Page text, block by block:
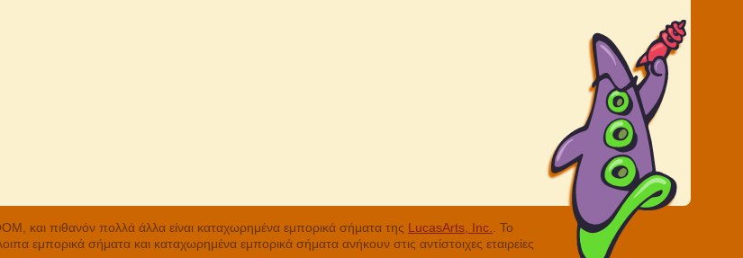
και πιθανόν πολλά άλλα είναι καταχωρημένα εμπορικά σήματα της LucasArts, Inc.
. Το
εμπορικά σήματα και καταχωρημένα εμπορικά σήματα ανήκουν στις αντίστοιχες εταιρείες